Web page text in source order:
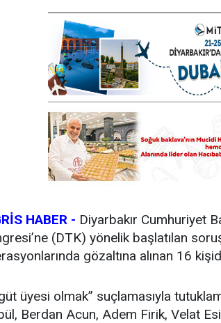
HABER - Diyarbakır Cumhuriyet
(DTK) yönelik başlatılan
gözaltına alınan 16
üyesi olmak” suçlamasıyla
Berdan Acun, Adem Firik, Velat